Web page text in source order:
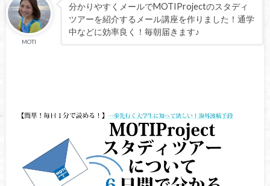
MOTI
分かりやすくメールでMOTIProjectのスタディ
ツアーを紹介するメール講座を作りました！通学
中などに効率良く！毎朝届きます♪